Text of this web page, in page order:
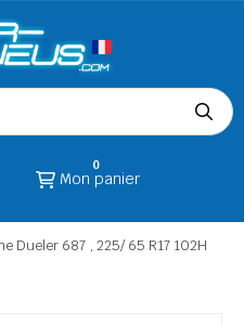
Mon panier
0
Dueler 687 , 225/ 65 R17 102H